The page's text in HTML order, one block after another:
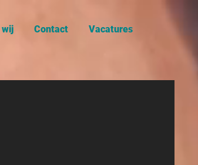
wij Contact Vacatures